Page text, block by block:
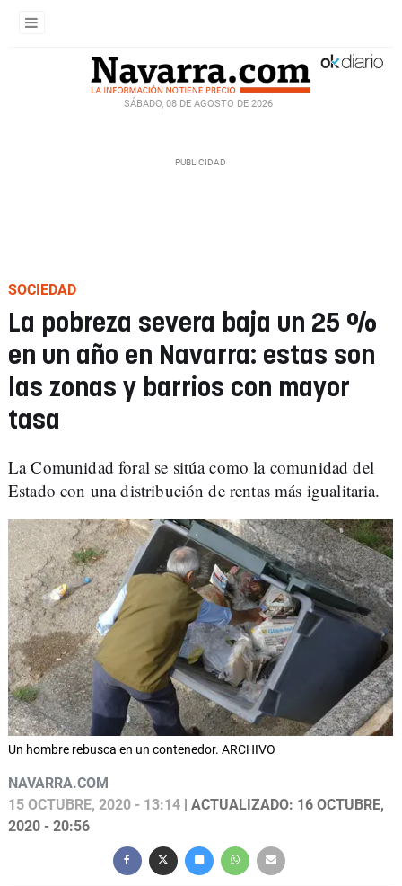
SÁBADO, 08 DE AGOSTO DE 2026
SOCIEDAD
La pobreza severa baja un 25 %
en un año en Navarra: estas son
las zonas y barrios con mayor
tasa
La Comunidad foral se sitúa como la comunidad del
Estado con una distribución de rentas más igualitaria.
Un hombre rebusca en un contenedor. ARCHIVO
NAVARRA.COM
15 OCTUBRE, 2020 - 13:14 | ACTUALIZADO: 16 OCTUBRE,
2020 - 20:56